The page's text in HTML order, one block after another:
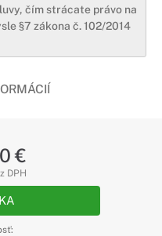
čím strácate právo na
§7 zákona č. 102/2014
€
DPH